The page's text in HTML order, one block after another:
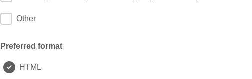
Other
Preferred format
HTML